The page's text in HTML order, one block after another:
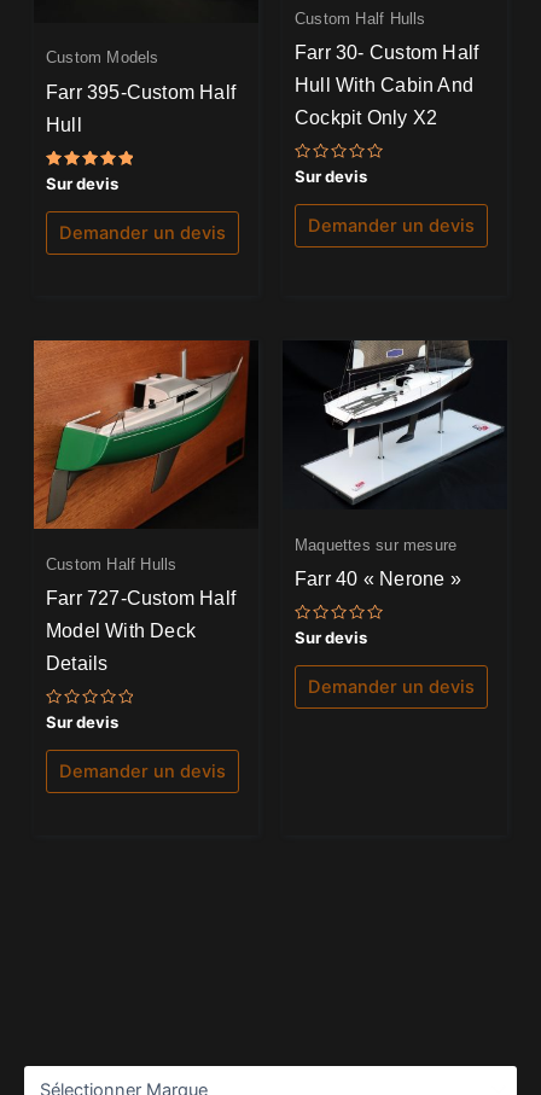
Custom Models
Farr 395-Custom Half
Hull
Note
5.00
sur 5
Sur devis
Demander un devis
Custom Half Hulls
Farr 30- Custom Half
Hull With Cabin And
Cockpit Only X2
Note
0
sur
Sur devis
Demander un devis
Custom Half Hulls
Farr 727-Custom Half
Model With Deck
Details
Note
0
sur
Sur devis
Demander un devis
Maquettes sur mesure
Farr 40 « Nerone »
Note
0
sur
Sur devis
Demander un devis